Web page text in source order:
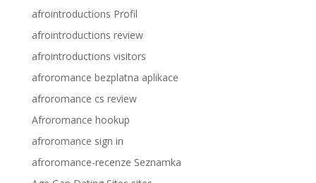
afrointroductions Profil
afrointroductions review
afrointroductions visitors
afroromance bezplatna aplikace
afroromance cs review
Afroromance hookup
afroromance sign in
afroromance-recenze Seznamka